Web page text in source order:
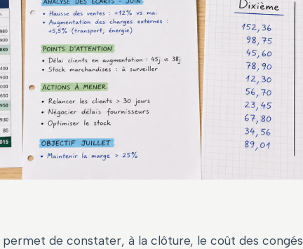
permet de constater, à la clôture, le coût des congés